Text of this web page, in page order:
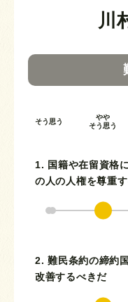
川
そう思う
やや
そう思う
1. 国籍や在留資格
の人の人権を尊重
2. 難民条約の締約
改善するべきだ